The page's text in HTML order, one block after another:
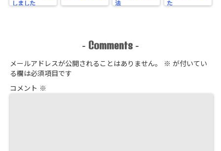
しました
法
た
- Comments -
メールアドレスが公開されることはありません。 ※ が付いてい
る欄は必須項目です
コメント ※